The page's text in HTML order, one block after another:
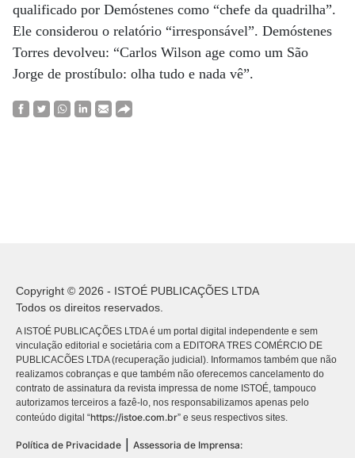
qualificado por Demóstenes como “chefe da quadrilha”.
Ele considerou o relatório “irresponsável”. Demóstenes
Torres devolveu: “Carlos Wilson age como um São
Jorge de prostíbulo: olha tudo e nada vê”.
Copyright © 2026 - ISTOÉ PUBLICAÇÕES LTDA
Todos os direitos reservados.
A ISTOÉ PUBLICAÇÕES LTDA é um portal digital independente e sem
vinculação editorial e societária com a EDITORA TRES COMÉRCIO DE
PUBLICACÕES LTDA (recuperação judicial). Informamos também que não
realizamos cobranças e que também não oferecemos cancelamento do
contrato de assinatura da revista impressa de nome ISTOÉ, tampouco
autorizamos terceiros a fazê-lo, nos responsabilizamos apenas pelo
conteúdo digital “https://istoe.com.br” e seus respectivos sites.
Política de Privacidade Assessoria de Imprensa: